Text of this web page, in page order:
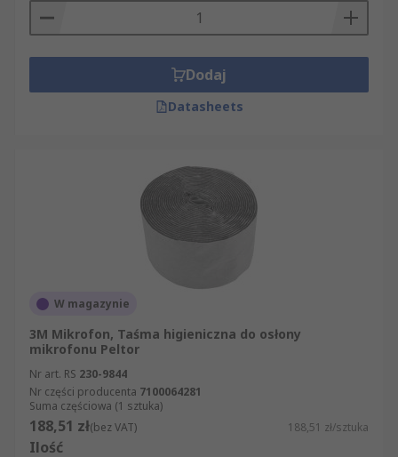
Dodaj
Datasheets
W magazynie
3M Mikrofon, Taśma higieniczna do osłony
mikrofonu Peltor
Nr art. RS 230-9844
Nr części producenta 7100064281
Suma częściowa (1 sztuka)
188,51 zł(bez VAT) 188,51 zł/sztuka
Ilość